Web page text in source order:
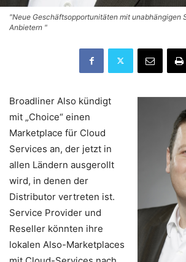
"Neue Geschäftsopportunitäten mit unabhängigen
Anbietern "
Broadliner Also kündigt
mit „Choice“ einen
Marketplace für Cloud
Services an, der jetzt in
allen Ländern ausgerollt
wird, in denen der
Distributor vertreten ist.
Service Provider und
Reseller könnten ihre
lokalen Also-Marketplaces